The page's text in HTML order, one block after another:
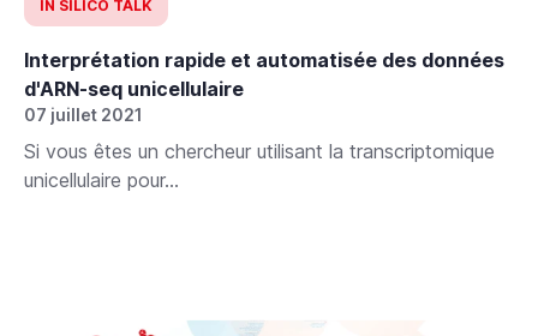
IN SILICO TALK
Interprétation rapide et automatisée des données
d'ARN-seq unicellulaire
07 juillet 2021
Si vous êtes un chercheur utilisant la transcriptomique
unicellulaire pour...